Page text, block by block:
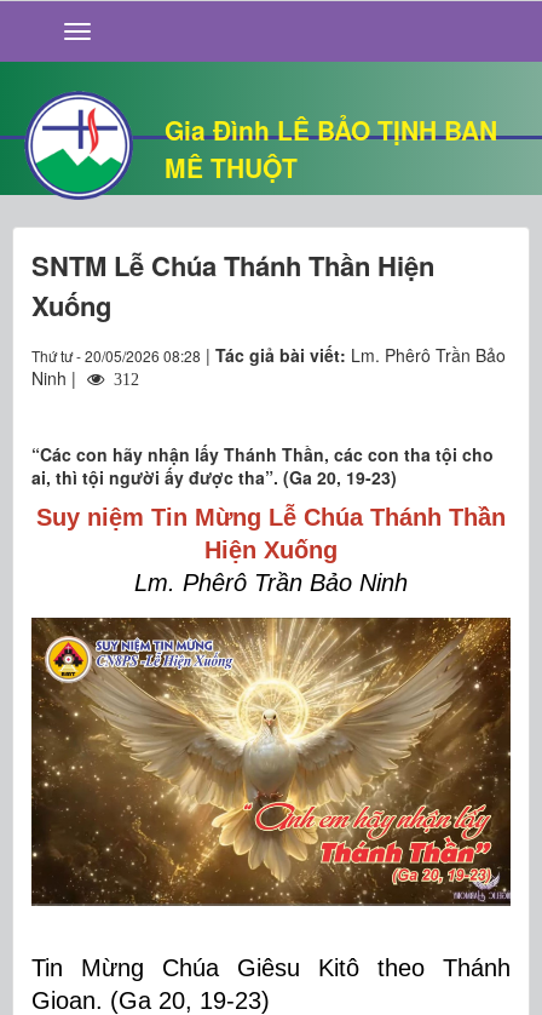
Gia Đình LÊ BẢO TỊNH BAN
MÊ THUỘT
GIỚI THIỆU
TIN TỨC
SỐNG ĐẠO
CHUYỆN NHÀ
QUÁN VĂN
THƯ GIÃN
SNTM Lễ Chúa Thánh Thần Hiện
Xuống
Thứ tư - 20/05/2026 08:28 | Tác giả bài viết: Lm. Phêrô Trần Bảo
Ninh |
312
“Các con hãy nhận lấy Thánh Thần, các con tha tội cho
ai, thì tội người ấy được tha”. (Ga 20, 19-23)
Suy niệm Tin Mừng Lễ Chúa Thánh Thần
Hiện Xuống
Lm. Phêrô Trần Bảo Ninh
Tin Mừng Chúa Giêsu Kitô theo Thánh
Gioan. (Ga 20, 19-23)